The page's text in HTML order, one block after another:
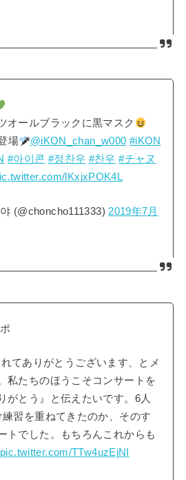
オールブラックに黒マスク
場
@iKON_chan_w000 #iKON
#아이콘 #정찬우 #찬우 #チャヌ
lKxjxPOK4L
2019年7月
てありがとうございます、とメ
私たちのほうこそコンサートを
がとう』と伝えたいです。6人
習を重ねてきたのか、そのす
トでした。もちろんこれからも
pic.twitter.com/TTw4uzEjNI